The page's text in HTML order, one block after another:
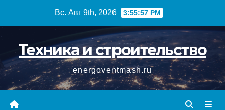
Вс. Авг 9th, 2026 3:55:58 PM
Техника и строительство
energoventmash.ru